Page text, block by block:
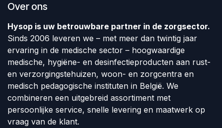
Over ons
Hysop is uw betrouwbare partner in de zorgsector.
Sinds 2006 leveren we – met meer dan twintig jaar
ervaring in de medische sector – hoogwaardige
medische, hygiëne- en desinfectieproducten aan rust-
en verzorgingstehuizen, woon- en zorgcentra en
medisch pedagogische instituten in België. We
combineren een uitgebreid assortiment met
persoonlijke service, snelle levering en maatwerk op
vraag van de klant.